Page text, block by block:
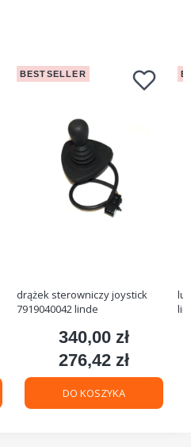
BESTSELLER
drążek sterowniczy joystick
7919040042 linde
Cena
340,00 zł
Cena
276,42 zł
DO KOSZYKA